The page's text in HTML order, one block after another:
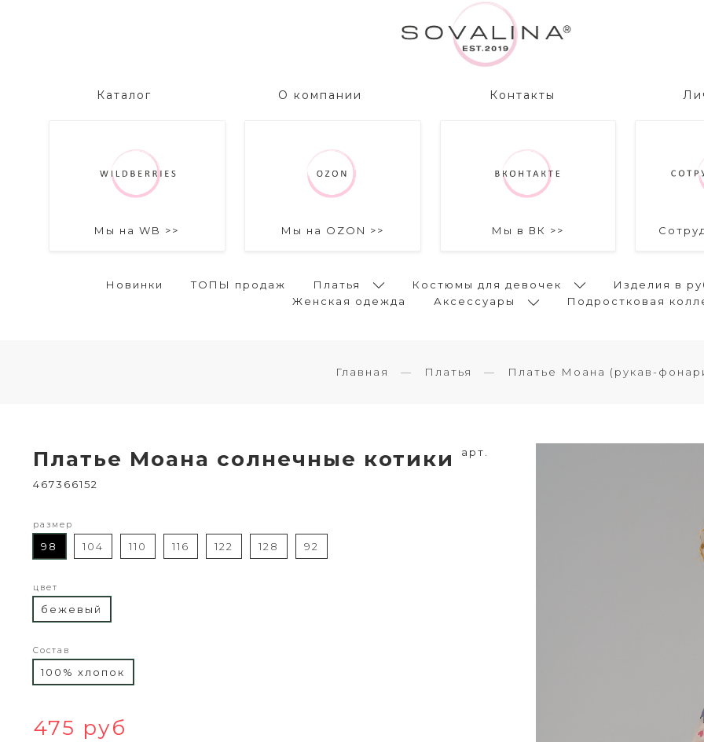
Каталог О компании Контакты
Мы на WB >> Мы на OZON >> Мы в ВК >>
Новинки ТОПЫ продаж Платья Костюмы для девочек
Изделия в
Женская одежда
Аксессуары Подростковая
Главная Платья Платье Моана (рукав-
Платье Моана солнечные котики арт.
467366152
размер
98 104 110 116 122 128 92
цвет
бежевый
Состав
100% хлопок
475 руб